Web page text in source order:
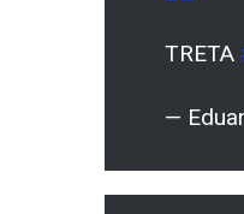
TRETA
—